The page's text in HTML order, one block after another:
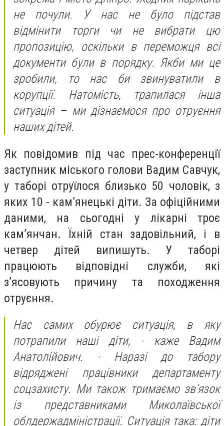
не почули. У нас не було підстав
відмінити торги чи не вибрати цю
пропозицію, оскільки в переможця всі
документи були в порядку. Якби ми це
зробили, то нас би звинуватили в
корупції. Натомість, трапилася інша
ситуація – ми дізнаємося про отруєння
наших дітей.
Як повідомив під час прес-конференції
заступник міського голови Вадим Савчук,
у таборі отруїлося близько 50 чоловік, з
яких 10 - кам’янецькі діти. За офіційними
даними, на сьогодні у лікарні троє
кам’янчан. Їхній стан задовільний, і в
четвер дітей випишуть. У таборі
працюють відповідні служби, які
з’ясовують причину та походження
отруєння.
Нас самих обурює ситуація, в яку
потрапили наші діти, - каже Вадим
Анатолійович. - Наразі до табору
відряджені працівники департаменту
соцзахисту. Ми також тримаємо зв’язок
із представниками Миколаївської
облдержадміністрації. Ситуація така: діти